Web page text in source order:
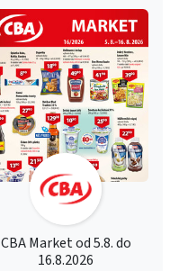
CBA Market od 5.8. do
16.8.2026